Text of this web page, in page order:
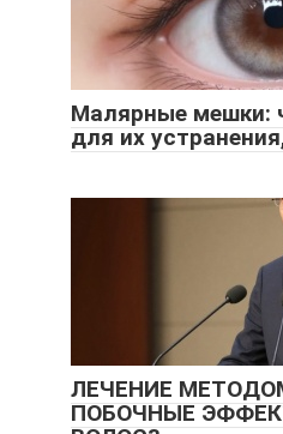
Малярные мешки:
для их
ЛЕЧЕНИЕ
ПОБОЧНЫЕ